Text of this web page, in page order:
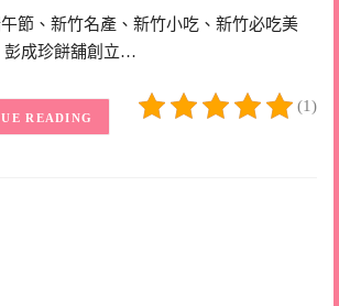
節、新竹名產、新竹小吃、新竹必吃美
彭成珍餅舖創立…
(1)
READING